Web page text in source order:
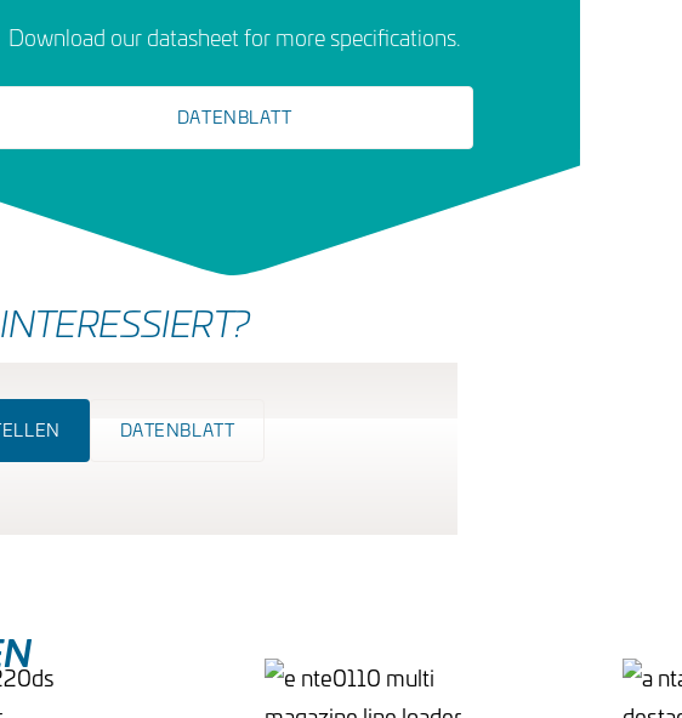
Download our datasheet for more specifications.
DATENBLATT
DATENBLATT